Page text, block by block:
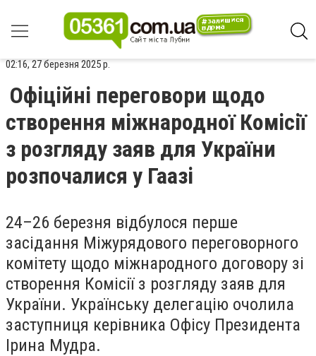
02:16, 27 березня 2025 р.
Офіційні переговори щодо
створення міжнародної Комісії
з розгляду заяв для України
розпочалися у Гаазі
24–26 березня відбулося перше
засідання Міжурядового переговорного
комітету щодо міжнародного договору зі
створення Комісії з розгляду заяв для
України. Українську делегацію очолила
заступниця керівника Офісу Президента
Ірина Мудра.